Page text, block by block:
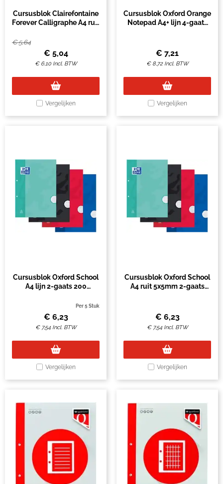
Cursusblok Clairefontaine
Forever Calligraphe A4 ruit
pagina's 70gr grijs
€5,64
€ 5,04
€ 6,10 Incl. BTW
Vergelijken
Cursusblok Oxford Orange
Notepad A4+ lijn 4-gaats
€ 7,21
€ 8,72 Incl. BTW
Vergelijken
Cursusblok Oxford School
A4 lijn 2-gaats 200
Per 5 Stuk
€ 6,23
€ 7,54 Incl. BTW
Vergelijken
Cursusblok Oxford School
A4 ruit 5x5mm 2-gaats
€ 6,23
€ 7,54 Incl. BTW
Vergelijken